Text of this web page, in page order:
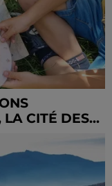
CITÉ DES...